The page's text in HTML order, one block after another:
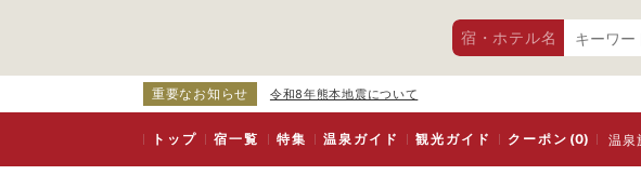
宿・ホテル名
重要なお知らせ 令和8年熊本地震について
トップ 宿一覧 特集 温泉ガイド 観光ガイド クーポン(0) 温泉